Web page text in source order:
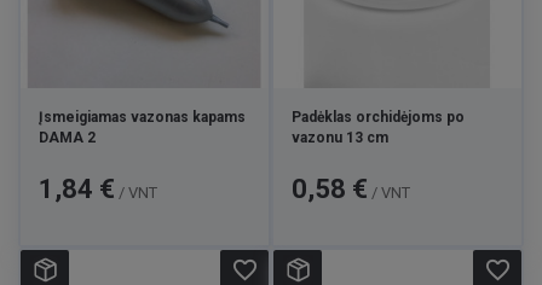
Įsmeigiamas vazonas kapams
DAMA 2
Kaina
1,84 € / VNT
Padėklas orchidėjoms po
vazonu 13 cm
Kaina
0,58 € / VNT
favorite_border favorite_border